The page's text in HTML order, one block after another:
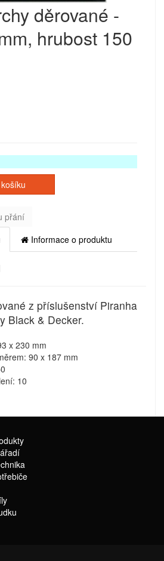
děrované -
hrubost 150
přání
Informace o produktu
z příslušenství Piranha
Black & Decker.
x 230 mm
90 x 187 mm
10